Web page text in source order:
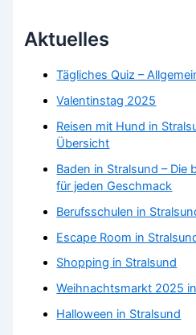
Aktuelles
Tägliches Quiz –
Valentinstag 2025
Reisen mit Hund in
Übersicht
Baden in Stralsund – Die
für jeden Geschmack
Berufsschulen in
Escape Room in
Shopping in Stralsund
Weihnachtsmarkt 2025
Halloween in Stralsund